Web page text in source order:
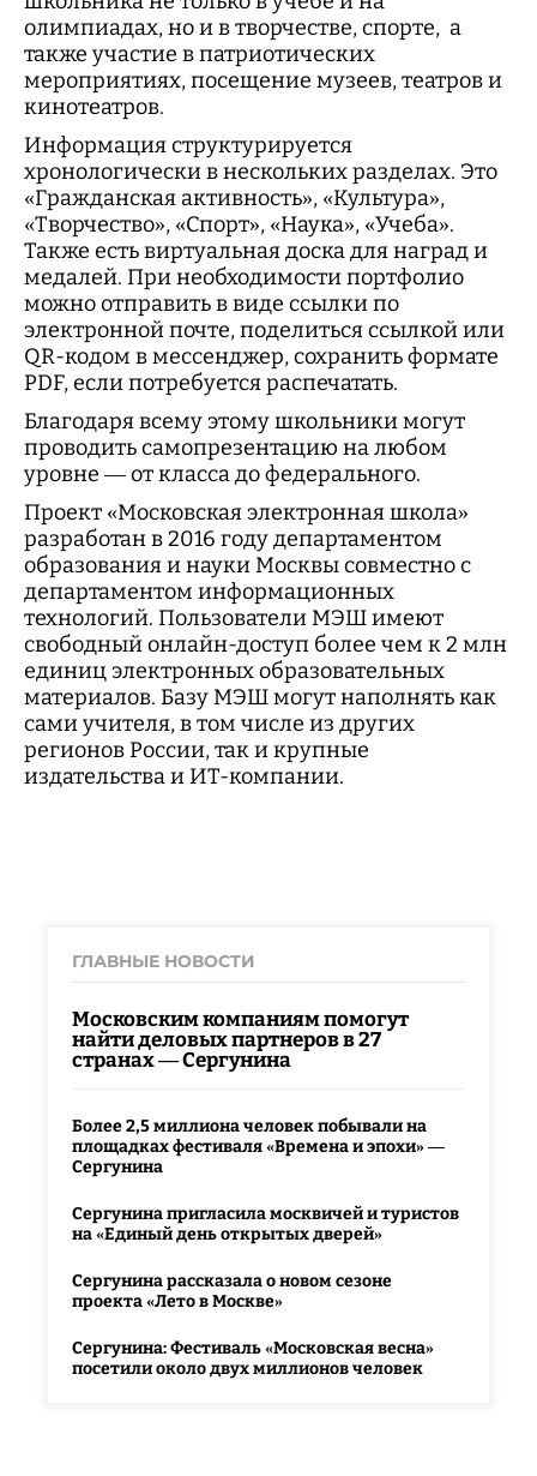
олимпиадах, но и в творчестве, спорте, а
также участие в патриотических
мероприятиях, посещение музеев, театров и
кинотеатров.
Информация структурируется
хронологически в нескольких разделах. Это
«Гражданская активность», «Культура»,
«Творчество», «Спорт», «Наука», «Учеба».
Также есть виртуальная доска для наград и
медалей. При необходимости портфолио
можно отправить в виде ссылки по
электронной почте, поделиться ссылкой или
QR-кодом в мессенджер, сохранить формате
PDF, если потребуется распечатать.
Благодаря всему этому школьники могут
проводить самопрезентацию на любом
уровне — от класса до федерального.
Проект «Московская электронная школа»
разработан в 2016 году департаментом
образования и науки Москвы совместно с
департаментом информационных
технологий. Пользователи МЭШ имеют
свободный онлайн-доступ более чем к 2 млн
единиц электронных образовательных
материалов. Базу МЭШ могут наполнять как
сами учителя, в том числе из других
регионов России, так и крупные
издательства и ИТ-компании.
ГЛАВНЫЕ НОВОСТИ
Московским компаниям помогут
найти деловых партнеров в 27
странах — Сергунина
Более 2,5 миллиона человек побывали на
площадках фестиваля «Времена и эпохи» —
Сергунина
Сергунина пригласила москвичей и туристов
на «Единый день открытых дверей»
Сергунина рассказала о новом сезоне
проекта «Лето в Москве»
Сергунина: Фестиваль «Московская весна»
посетили около двух миллионов человек